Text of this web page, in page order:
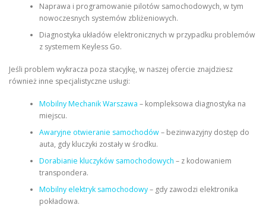
Naprawa i programowanie pilotów samochodowych, w tym
nowoczesnych systemów zbliżeniowych.
Diagnostyka układów elektronicznych w przypadku problemów
z systemem Keyless Go.
Jeśli problem wykracza poza stacyjkę, w naszej ofercie znajdziesz
również inne specjalistyczne usługi:
Mobilny Mechanik Warszawa – kompleksowa diagnostyka na
miejscu.
Awaryjne otwieranie samochodów– bezinwazyjny dostęp do
auta, gdy kluczyki zostały w środku.
Dorabianie kluczyków samochodowych – z kodowaniem
transpondera.
Mobilny elektryk samochodowy– gdy zawodzi elektronika
pokładowa.